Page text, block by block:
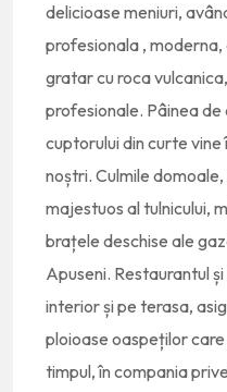
delicioase meniuri,
profesionala ,
gratar cu roca
profesionale. Pâinea
cuptorului din curte
noștri. Culmile
majestuos al tulnicului,
brațele deschise ale
Apuseni. Restaurantul
interior și pe terasa,
ploioase oaspeților
timpul, în compania